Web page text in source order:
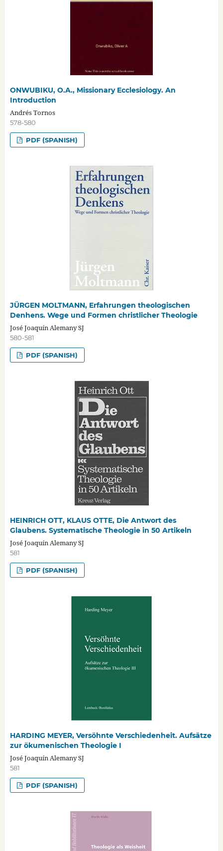
ONWUBIKU, O.A., Missionary Ecclesiology. An
Introduction
Andrés Tornos
578-580
PDF (SPANISH)
JÜRGEN MOLTMANN, Erfahrungen theologischen
Denhens. Wege und Formen christlicher Theologie
José Joaquín Alemany SJ
580-581
PDF (SPANISH)
HEINRICH OTT, KLAUS OTTE, Die Antwort des
Glaubens. Systematische Theologie in 50 Artikeln
José Joaquín Alemany SJ
581
PDF (SPANISH)
HARDING MEYER, Versöhnte Verschiedenheit. Aufsätze
zur ökumenischen Theologie I
José Joaquín Alemany SJ
581
PDF (SPANISH)